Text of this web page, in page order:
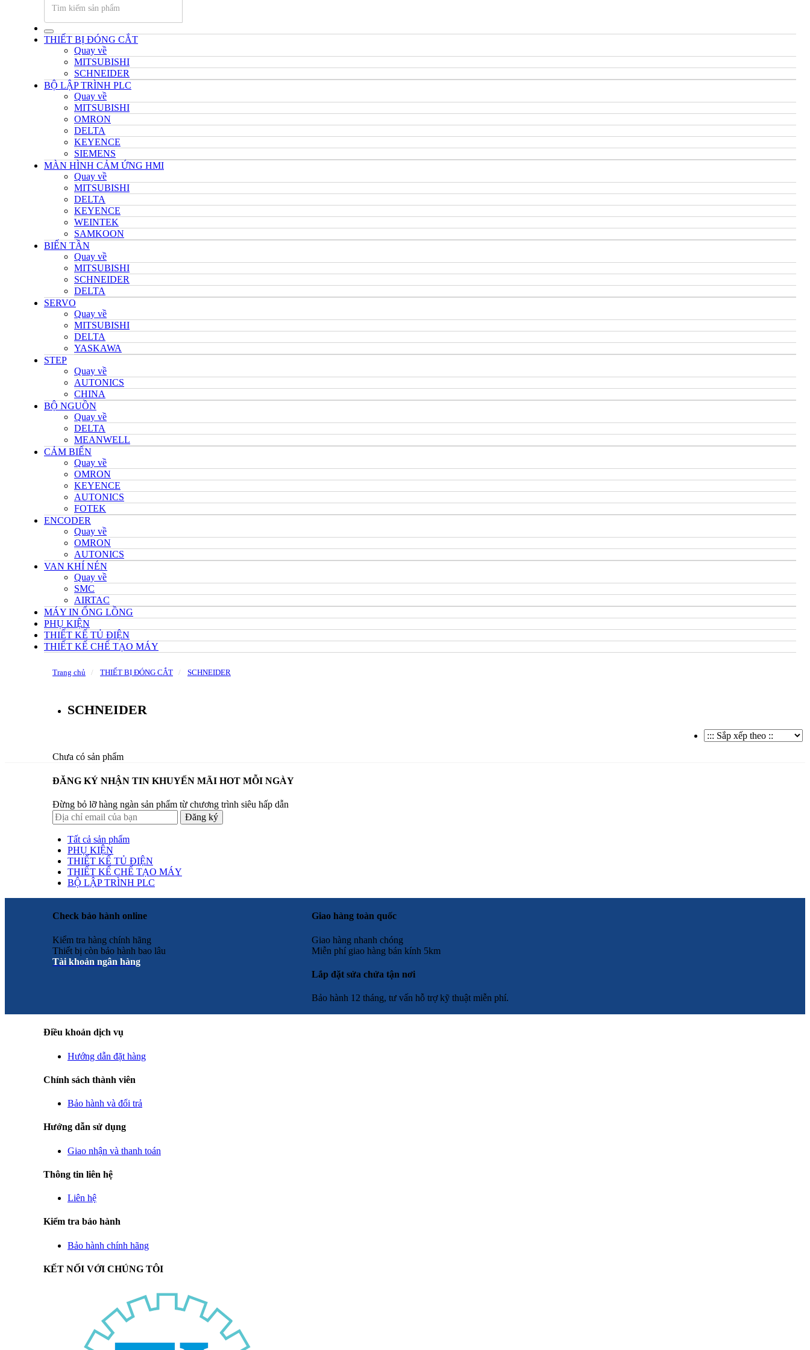
THIẾT BỊ ĐÓNG CẮT
Quay về
MITSUBISHI
SCHNEIDER
BỘ LẬP TRÌNH PLC
Quay về
MITSUBISHI
OMRON
DELTA
KEYENCE
SIEMENS
MÀN HÌNH CẢM ỨNG HMI
Quay về
MITSUBISHI
DELTA
KEYENCE
WEINTEK
SAMKOON
BIẾN TẦN
Quay về
MITSUBISHI
SCHNEIDER
DELTA
SERVO
Quay về
MITSUBISHI
DELTA
YASKAWA
STEP
Quay về
AUTONICS
CHINA
BỘ NGUỒN
Quay về
DELTA
MEANWELL
CẢM BIẾN
Quay về
OMRON
KEYENCE
AUTONICS
FOTEK
ENCODER
Quay về
OMRON
AUTONICS
VAN KHÍ NÉN
Quay về
SMC
AIRTAC
MÁY IN ỐNG LỒNG
PHỤ KIỆN
THIẾT KẾ TỦ ĐIỆN
THIẾT KẾ CHẾ TẠO MÁY
Trang chủ THIẾT BỊ ĐÓNG CẮT SCHNEIDER
SCHNEIDER
Chưa có sản phẩm
ĐĂNG KÝ NHẬN TIN KHUYẾN MÃI HOT MỖI NGÀY
Đừng bỏ lỡ hàng ngàn sản phẩm từ chương trình siêu hấp dẫn
Tất cả sản phẩm
PHỤ KIỆN
THIẾT KẾ TỦ ĐIỆN
THIẾT KẾ CHẾ TẠO MÁY
BỘ LẬP TRÌNH PLC
Check bảo hành online
Kiểm tra hàng chính hãng
Thiết bị còn bảo hành bao lâu
Tài khoản ngân hàng
Giao hàng toàn quốc
Giao hàng nhanh chóng
Miễn phí giao hàng bán kính 5km
Lắp đặt sửa chửa tận nơi
Bảo hành 12 tháng, tư vấn hỗ trợ kỹ thuật miễn phí.
Điều khoản dịch vụ
Hướng dẫn đặt hàng
Chính sách thành viên
Bảo hành và đổi trả
Hướng dẫn sử dụng
Giao nhận và thanh toán
Thông tin liên hệ
Liên hệ
Kiểm tra bảo hành
Bảo hành chính hãng
KẾT NỐI VỚI CHÚNG TÔI